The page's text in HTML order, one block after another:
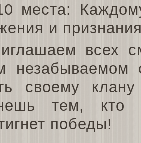
места:
и
всех
незабываемом
своему
тем, кто
победы!